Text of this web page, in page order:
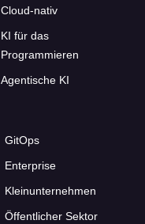
Cloud-nativ
KI für das
Programmieren
Agentische KI
GitOps
Enterprise
Kleinunternehmen
Öffentlicher Sektor